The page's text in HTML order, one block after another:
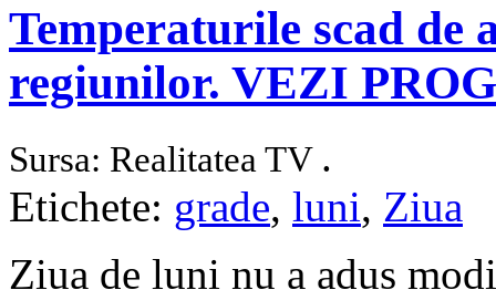
Temperaturile scad de
regiunilor. VEZI
Sursa: Realitatea TV .
Etichete: grade, luni, Ziua
Ziua de luni nu a adus